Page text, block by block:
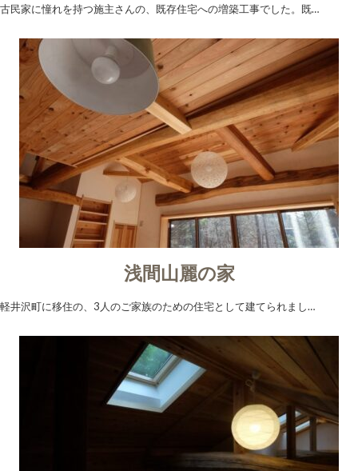
古民家に憧れを持つ施主さんの、既存住宅への増築工事でした。既…
浅間山麗の家
軽井沢町に移住の、3人のご家族のための住宅として建てられまし…